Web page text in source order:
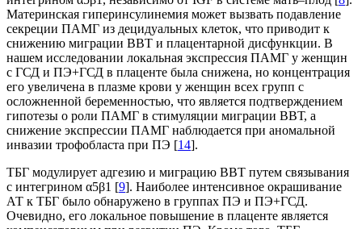
Материнская гиперинсулинемия может вызвать подавление
секреции ПАМГ из децидуальных клеток, что приводит к
снижению миграции ВВТ и плацентарной дисфункции. В
нашем исследовании локальная экспрессия ПАМГ у женщин
с ГСД и ПЭ+ГСД в плаценте была снижена, но концентрация
его увеличена в плазме крови у женщин всех групп с
осложненной беременностью, что является подтверждением
гипотезы о роли ПАМГ в стимуляции миграции ВВТ, а
снижение экспрессии ПАМГ наблюдается при аномальной
инвазии трофобласта при ПЭ [14].
ТБГ модулирует адгезию и миграцию ВВТ путем связывания
с интегрином α5β1 [9]. Наиболее интенсивное окрашивание
АТ к ТБГ было обнаружено в группах ПЭ и ПЭ+ГСД.
Очевидно, его локальное повышение в плаценте является